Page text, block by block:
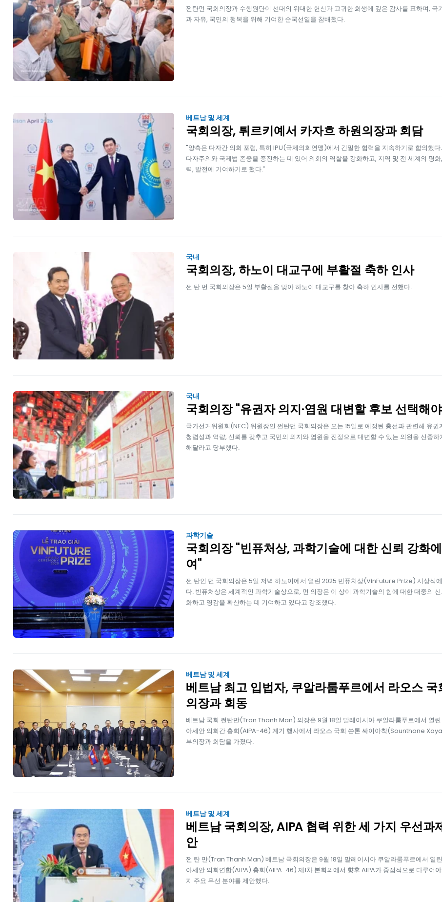
쩐탄먼 국회의장과 수행원단이 선대의 위대한 헌신과 고귀한 희생에 깊은 감사를 표하며, 국
과 자유, 국민의 행복을 위해 기여한 순국선열을 참배했다.
베트남 및 세계
국회의장, 튀르키예서 카자흐 하원의장과 회담
"양측은 다자간 의회 포럼, 특히 IPU(국제의회연맹)에서 긴밀한 협력을 지속하기로 합의했다
다자주의와 국제법 존중을 증진하는 데 있어 의회의 역할을 강화하고, 지역 및 전 세계의 평화
력, 발전에 기여하기로 했다."
국내
국회의장, 하노이 대교구에 부활절 축하 인사
쩐 탄 먼 국회의장은 5일 부활절을 맞아 하노이 대교구를 찾아 축하 인사를 전했다.
국내
국회의장 "유권자 의지·염원 대변할 후보 선택해
국가선거위원회(NEC) 위원장인 쩐탄먼 국회의장은 오는 15일로 예정된 총선과 관련해 유권
청렴성과 역량, 신뢰를 갖추고 국민의 의지와 염원을 진정으로 대변할 수 있는 의원을 신중하
해달라고 당부했다.
과학기술
국회의장 "빈퓨처상, 과학기술에 대한 신뢰 강화
여"
쩐 탄인 먼 국회의장은 5일 저녁 하노이에서 열린 2025 빈퓨처상(VinFuture Prize) 시상식
다. 빈퓨처상은 세계적인 과학기술상으로, 먼 의장은 이 상이 과학기술의 힘에 대한 대중의
화하고 영감을 확산하는 데 기여하고 있다고 강조했다.
베트남 및 세계
베트남 최고 입법자, 쿠알라룸푸르에서 라오스 국
의장과 회동
베트남 국회 쩐탄만(Tran Thanh Man) 의장은 9월 18일 말레이시아 쿠알라룸푸르에서 열
아세안 의회간 총회(AIPA-46) 계기 행사에서 라오스 국회 쑨톤 싸이아착(Sounthone
부의장과 회담을 가졌다.
베트남 및 세계
베트남 국회의장, AIPA 협력 위한 세 가지 우선과
안
쩐 탄 만(Tran Thanh Man) 베트남 국회의장은 9월 18일 말레이시아 쿠알라룸푸르에서 열
아세안 의회연합(AIPA) 총회(AIPA-46) 제1차 본회의에서 향후 AIPA가 중점적으로 다루어
지 주요 우선 분야를 제안했다.